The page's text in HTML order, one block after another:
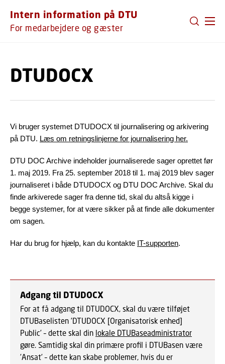
Intern information på DTU
For medarbejdere og gæster
DTUDOCX
Vi bruger systemet DTUDOCX til journalisering og arkivering
på DTU. Læs om retningslinjerne for journalisering her.
DTU DOC Archive indeholder journaliserede sager oprettet før
1. maj 2019. Fra 25. september 2018 til 1. maj 2019 blev sager
journaliseret i både DTUDOCX og DTU DOC Archive. Skal du
finde arkiverede sager fra denne tid, skal du altså kigge i
begge systemer, for at være sikker på at finde alle dokumenter
om sagen.
Har du brug for hjælp, kan du kontakte IT-supporten.
Adgang til DTUDOCX
For at få adgang til DTUDOCX, skal du være tilføjet
DTUBaselisten ’DTUDOCX [Organisatorisk enhed]
Public’ – dette skal din lokale DTUBaseadministrator
gøre. Samtidig skal din primære profil i DTUBasen være
’Ansat’ – dette kan skabe problemer, hvis du er